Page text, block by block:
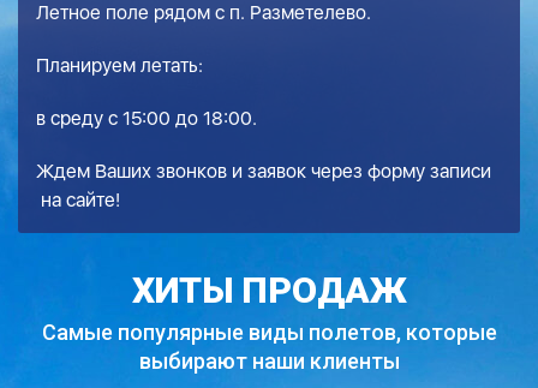
Летное поле рядом с п. Разметелево.
Планируем летать:
в среду с 15:00 до 18:00.
Ждем Ваших звонков и заявок через форму записи
на сайте!
ХИТЫ ПРОДАЖ
Самые популярные виды полетов, которые
выбирают наши клиенты